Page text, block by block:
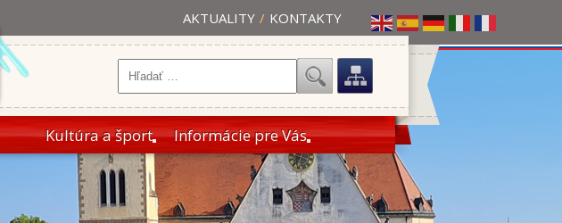
AKTUALITY / KONTAKTY
Kultúra a šport
Informácie pre Vás